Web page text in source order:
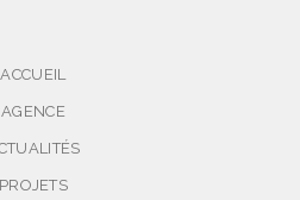
ACCUEIL
AGENCE
PROJETS